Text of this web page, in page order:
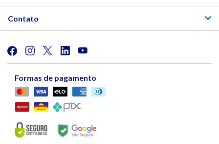
Contato
Formas de pagamento